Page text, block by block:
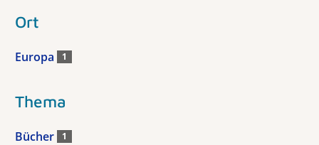
Ort
Europa 1
Thema
Bücher 1